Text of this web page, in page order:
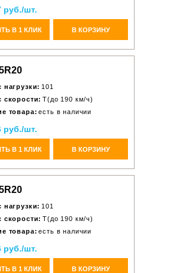
руб./шт.
В 1 КЛИК В КОРЗИНУ
нагрузки: 101
скорости: T(до 190 км/ч)
товара: есть в наличии
руб./шт.
В 1 КЛИК В КОРЗИНУ
нагрузки: 101
скорости: T(до 190 км/ч)
товара: есть в наличии
руб./шт.
В 1 КЛИК В КОРЗИНУ